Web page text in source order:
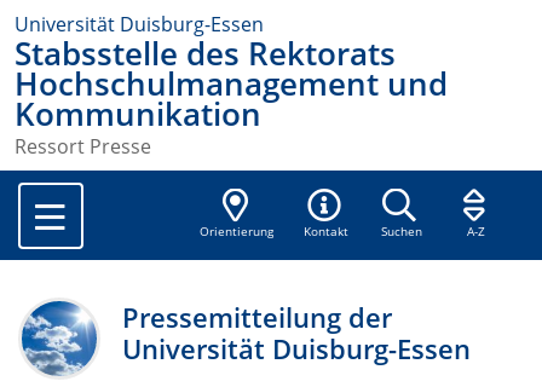
Universität Duisburg-Essen
Stabsstelle des Rektorats
Hochschulmanagement und
Kommunikation
Ressort Presse
Orientierung Kontakt Suchen A-Z
Pressemitteilung der
Universität Duisburg-Essen